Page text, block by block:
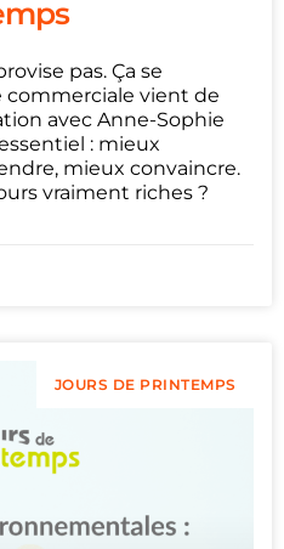
pas. Ça se
vient de
avec Anne-Sophie
: mieux
mieux convaincre.
vraiment riches ?
JOURS DE PRINTEMPS